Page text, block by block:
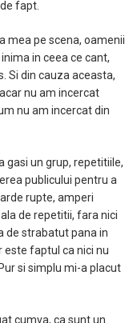
fapt.
mea pe scena, oamenii
in ceea ce cant,
Si din cauza aceasta,
nu am incercat
nu am incercat din
gasi un grup, repetitiile,
publicului pentru a
rupte, amperi
de repetitii, fara nici
de strabatut pana in
este faptul ca nici nu
si simplu mi-a placut
cumva, ca sunt un